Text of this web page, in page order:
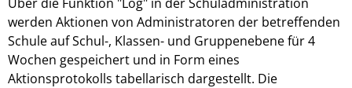
werden Aktionen von Administratoren der betreffenden
Schule auf Schul-, Klassen- und Gruppenebene für 4
Wochen gespeichert und in Form eines
Aktionsprotokolls tabellarisch dargestellt. Die